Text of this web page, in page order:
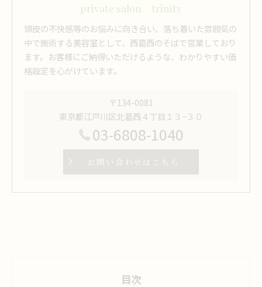
private salon trinity
頭皮の不快感等のお悩みに向き合い、落ち着いた雰囲気の
中で施術する美容室として、西葛西のそばで営業しており
ます。お客様にご納得いただけるような、わかりやすい価
格設定を心がけています。
〒134-0081
東京都江戸川区北葛西４丁目１３−３０
03-6808-1040
お問い合わせはこちら
目次